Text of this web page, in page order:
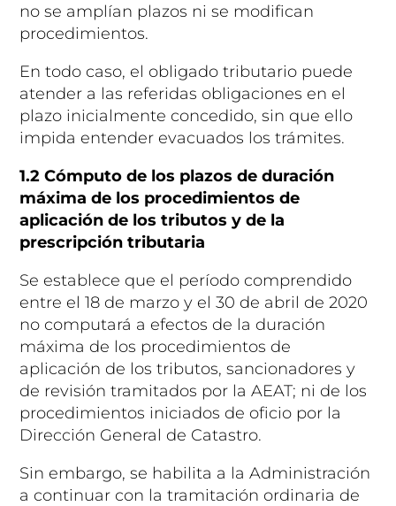
no se amplían plazos ni se modifican
procedimientos.
En todo caso, el obligado tributario puede
atender a las referidas obligaciones en el
plazo inicialmente concedido, sin que ello
impida entender evacuados los trámites.
1.2 Cómputo de los plazos de duración
máxima de los procedimientos de
aplicación de los tributos y de la
prescripción tributaria
Se establece que el período comprendido
entre el 18 de marzo y el 30 de abril de 2020
no computará a efectos de la duración
máxima de los procedimientos de
aplicación de los tributos, sancionadores y
de revisión tramitados por la AEAT; ni de los
procedimientos iniciados de oficio por la
Dirección General de Catastro.
Sin embargo, se habilita a la Administración
a continuar con la tramitación ordinaria de